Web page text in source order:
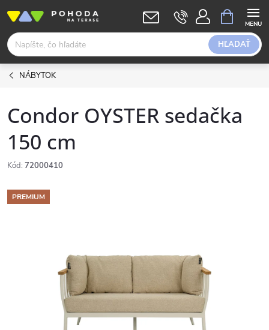
obsah
HĽADAŤ
KOŠÍK
NÁBYTOK
Condor OYSTER sedačka
150 cm
Kód: 72000410
PREMIUM